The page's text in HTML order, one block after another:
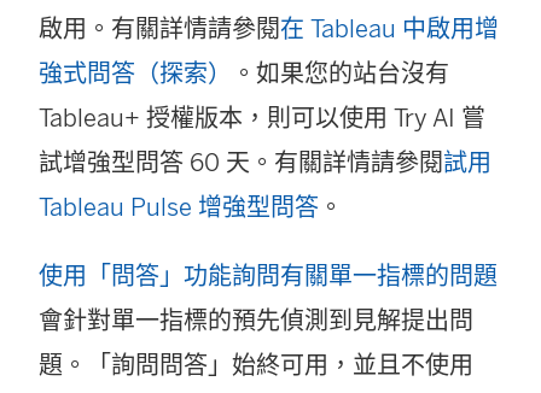
啟用。有關詳情請參閱在 Tableau 中啟用增
強式問答（探索）
。如果您的站台沒有
Tableau+ 授權版本，則可以使用 Try AI 嘗
試增強型問答 60 天。有關詳情請參閱試用
Tableau Pulse 增強型問答 。
使用「問答」功能詢問有關單一指標的問題
會針對單一指標的預先偵測到見解提出問
題。「詢問問答」始終可用，並且不使用